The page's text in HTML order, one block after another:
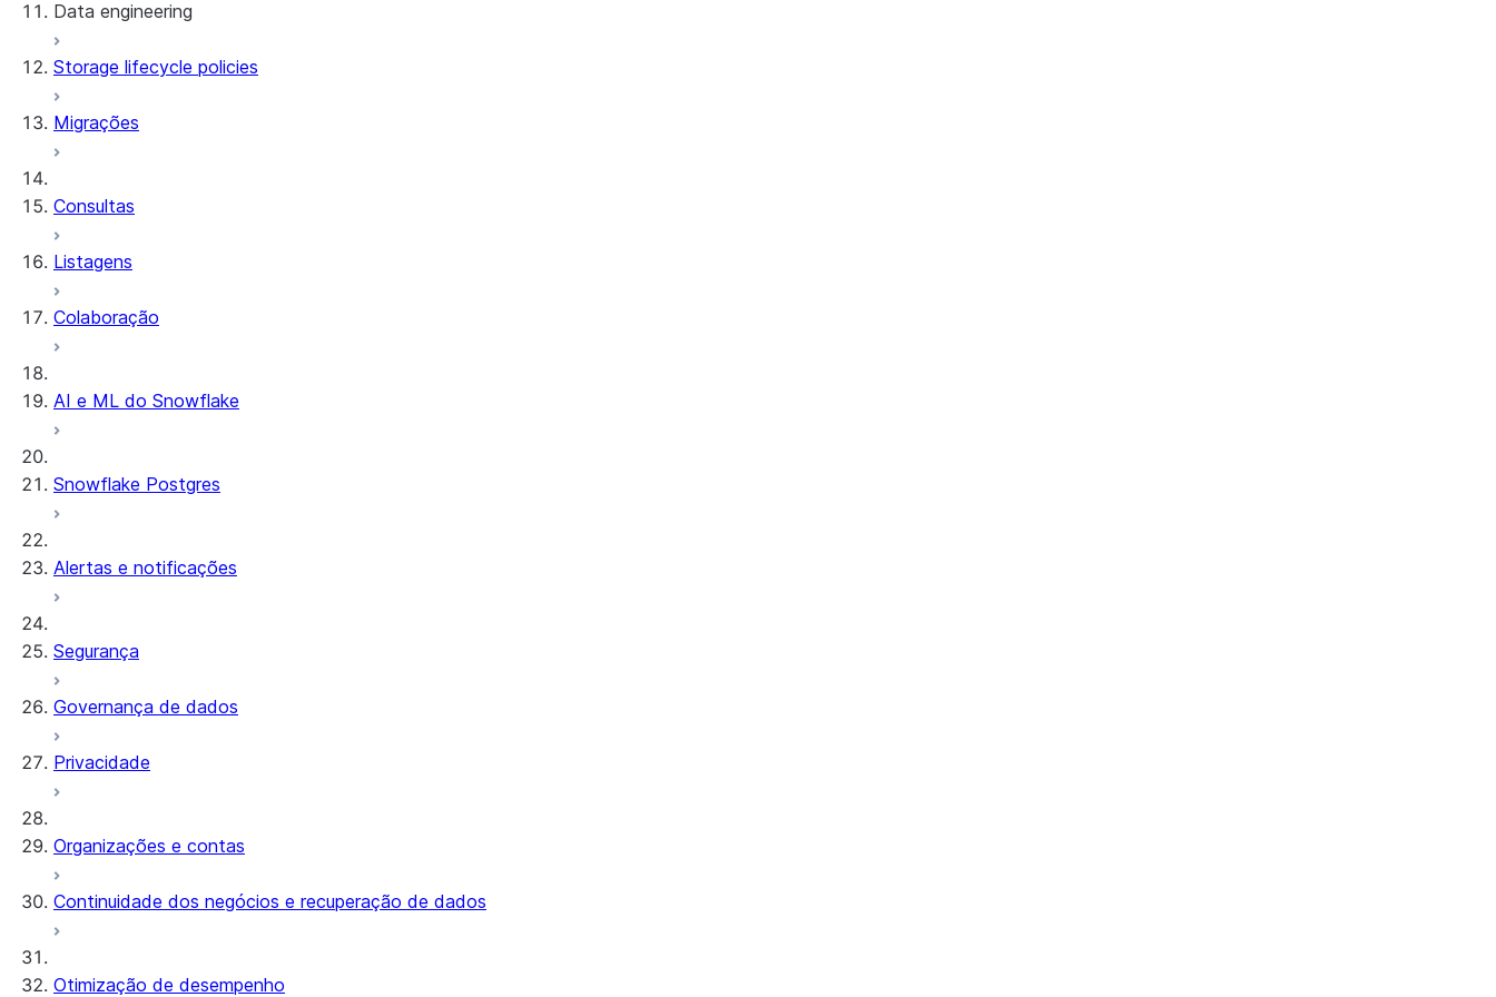
Snowflake Openflow
Apache Iceberg™
Data engineering
Carregamento de dados
Tabelas dinâmicas
DCM Projects
Projetos dbt no Snowflake
Storage lifecycle policies
Migrações
Consultas
Listagens
Colaboração
AI e ML do Snowflake
Snowflake Postgres
Alertas e notificações
Segurança
Governança de dados
Privacidade
Organizações e contas
Continuidade dos negócios e recuperação de dados
Otimização de desempenho